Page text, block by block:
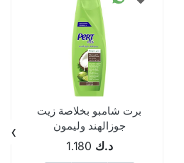
برت شامبو بخلاصة زيت
جوزالهند وليمون
400ملد.ك 1.180
›